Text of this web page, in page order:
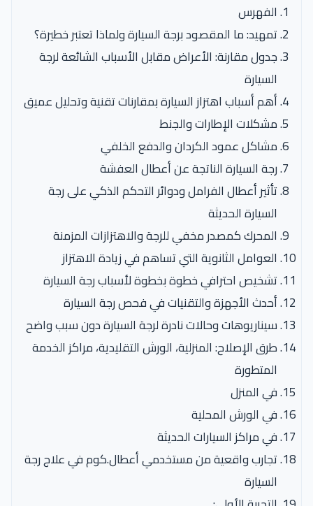
الفهرس
تمهيد: ما المقصود برجة السيارة ولماذا تعتبر خطيرة؟
جدول مقارنة: الأعراض مقابل الأسباب الشائعة لرجة
السيارة
أهم أسباب اهتزاز السيارة بمقارنات تقنية وتحليل عميق
مشكلات الإطارات والجنط
مشاكل عمود الكردان والدفع الخلفي
رجة السيارة الناتجة عن أعطال العفشة
تأثير أعطال الفرامل ودوائر التحكم الذكي على رجة
السيارة الحديثة
المحرك كمصدر مخفي للرجة والاهتزازات المزمنة
العوامل الثانوية التي تساهم في زيادة الاهتزاز
تشخيص احترافي خطوة بخطوة لأسباب رجة السيارة
أحدث الأجهزة والتقنيات في فحص رجة السيارة
سيناريوهات وحالات نادرة لرجة السيارة دون سبب واضح
طرق الإصلاح: المنزلية، الورش التقليدية، مراكز الخدمة
المتطورة
في المنزل
في الورش المحلية
في مراكز السيارات الحديثة
تجارب واقعية من مستخدمي أعطال.كوم في علاج رجة
السيارة